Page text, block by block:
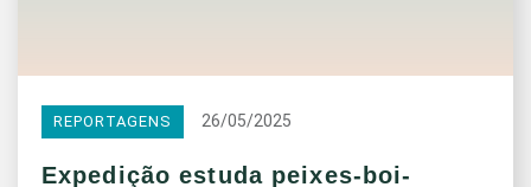
REPORTAGENS 26/05/2025
Expedição estuda peixes-boi-